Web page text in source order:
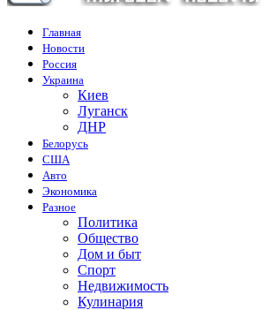
Главная
Новости
Россия
Украина
Киев
Луганск
ДНР
Белорусь
США
Авто
Экономика
Разное
Политика
Общество
Дом и быт
Спорт
Недвижимость
Кулинария